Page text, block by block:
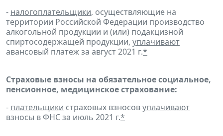
- налогоплательщики, осуществляющие на
территории Российской Федерации производство
алкогольной продукции и (или) подакцизной
спиртосодержащей продукции, уплачивают
авансовый платеж за август 2021 г.*
Страховые взносы на обязательное социальное,
пенсионное, медицинское страхование:
- плательщики страховых взносовуплачивают
взносы в ФНС за июль 2021 г.*